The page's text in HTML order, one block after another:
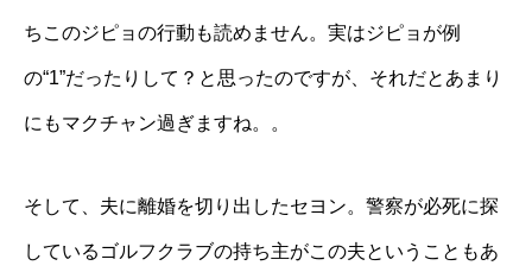
ちこのジピョの行動も読めません。実はジピョが例
の“1”だったりして？と思ったのですが、それだとあまり
にもマクチャン過ぎますね。。
そして、夫に離婚を切り出したセヨン。警察が必死に探
しているゴルフクラブの持ち主がこの夫ということもあ